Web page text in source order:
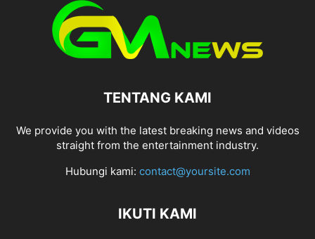
TENTANG KAMI
We provide you with the latest breaking news and videos
straight from the entertainment industry.
Hubungi kami: contact@yoursite.com
IKUTI KAMI